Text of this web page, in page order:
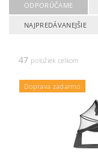
ODPORÚČAME
NAJPREDÁVANEJŠIE
47 položiek celkom
Doprava zadarmo